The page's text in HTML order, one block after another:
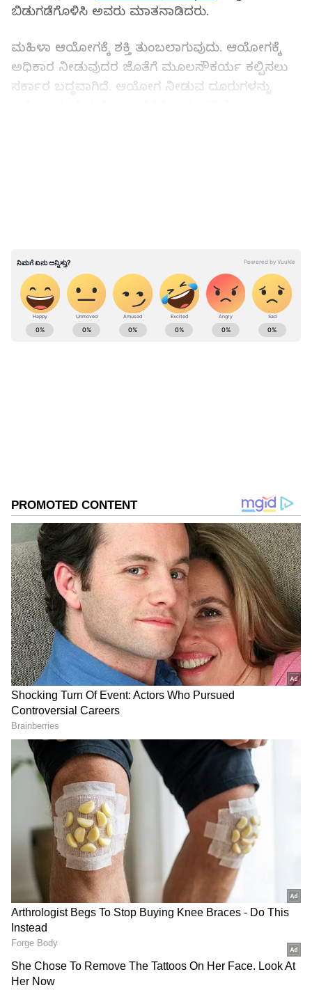
ಬಿಡುಗಡೆಗೊಳಿಸಿ ಅವರು ಮಾತನಾಡಿದರು.
ಮಹಿಳಾ ಆಯೋಗಕ್ಕೆ ಶಕ್ತಿ ತುಂಬಲಾಗುವುದು. ಆಯೋಗಕ್ಕೆ
ಅಧಿಕಾರ ನೀಡುವುದರ ಜೊತೆಗೆ ಮೂಲಸೌಕರ್ಯ ಕಲ್ಪಿಸಲು
ಸರ್ಕಾರ ಬದ್ಧವಾಗಿದೆ. ಆಯೋಗ ನೀಡುವ ದೂರುಗಳನ್ನು
ಆಯೋಗದಲ್ಲಿ ದಾಖಲಾಗುವ ಪ್ರಕರಣಗಳಲ್ಲಿ ಸಮರ್ಥ ವಾದ
ಮಂಡಿಸಲು ಹಿರಿಯ ವಕೀಲರ ತಂಡ ನೇಮಕ
ಮಾಡಲಾಗುವುದು. ‘ನಿರ್ಭಯ’ ಯೋಜನೆಯಡಿ ನಗರದಲ್ಲಿ
7500 ಕೃತಕ ಬುದ್ಧಿಮತ್ತೆಯ ಸಿಸಿ ಕ್ಯಾಮೆರಾ
ಅಳವಡಿಸಲಾಗುತ್ತಿದೆ. ರಾತ್ರಿ ವೇಳೆ ಕೆಲಸ ಮುಗಿಸಿ ಬರುವ
ಮಹಿಳೆಯಾರಿಗೆ ಇದು ಸುರಕ್ಷತೆ ಒದಗಿಸುತ್ತದೆ. ಮಹಿಳಾ
ಪೊಲೀಸರನ್ನು ಒಳಗೊಂಡ ಪಿಂಕ್‌ ಹೊಯ್ಸಳ ವಾಹನಗಳು
ABOUT THE AUTHOR
DOWNLOAD APP